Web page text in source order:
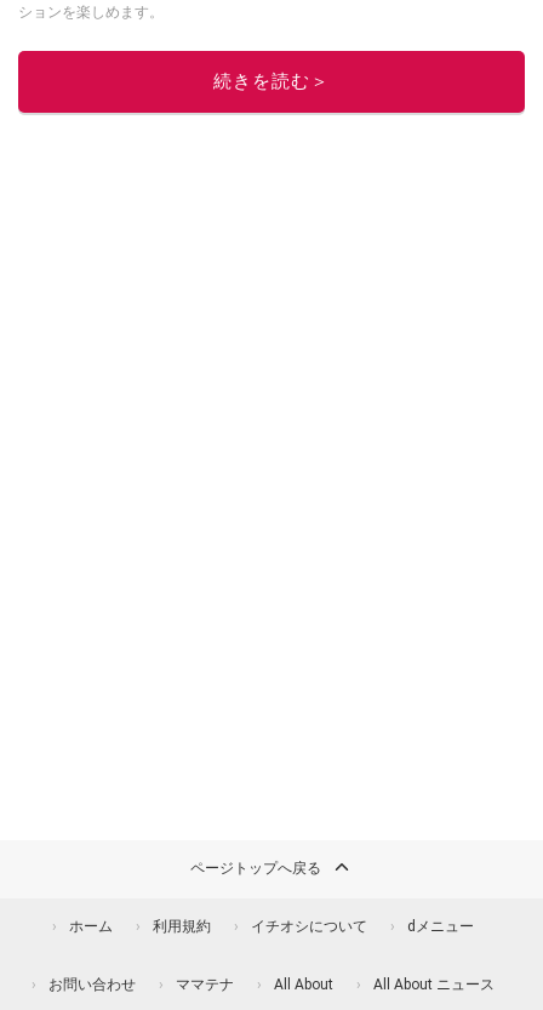
ションを楽しめます。
このイチオシストの他の記事を読む
続きを読む＞
ページトップへ戻る
ホーム 利用規約 イチオシについて dメニュー
お問い合わせ ママテナ All About All About ニュース